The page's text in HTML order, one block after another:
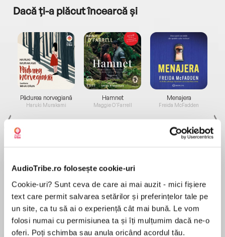
AudioTribe.ro folosește cookie-uri
Cookie-uri? Sunt ceva de care ai mai auzit - mici fișiere
text care permit salvarea setărilor și preferințelor tale pe
un site, ca tu să ai o experiență cât mai bună. Le vom
folosi numai cu permisiunea ta și îți mulțumim dacă ne-o
oferi. Poți schimba sau anula oricând acordul tău.
Dacă ți-a plăcut încearcă și
Pădurea norvegiană
Haruki Murakami
Elita de Argint (Elita
de...
Dani Francis
Hamnet
Maggie O'Farrell
Diavolul se îmbracă de
la...
Lauren Weisberger
Menajera
Freida McFadden
Migdală
Sohn Won-pyung